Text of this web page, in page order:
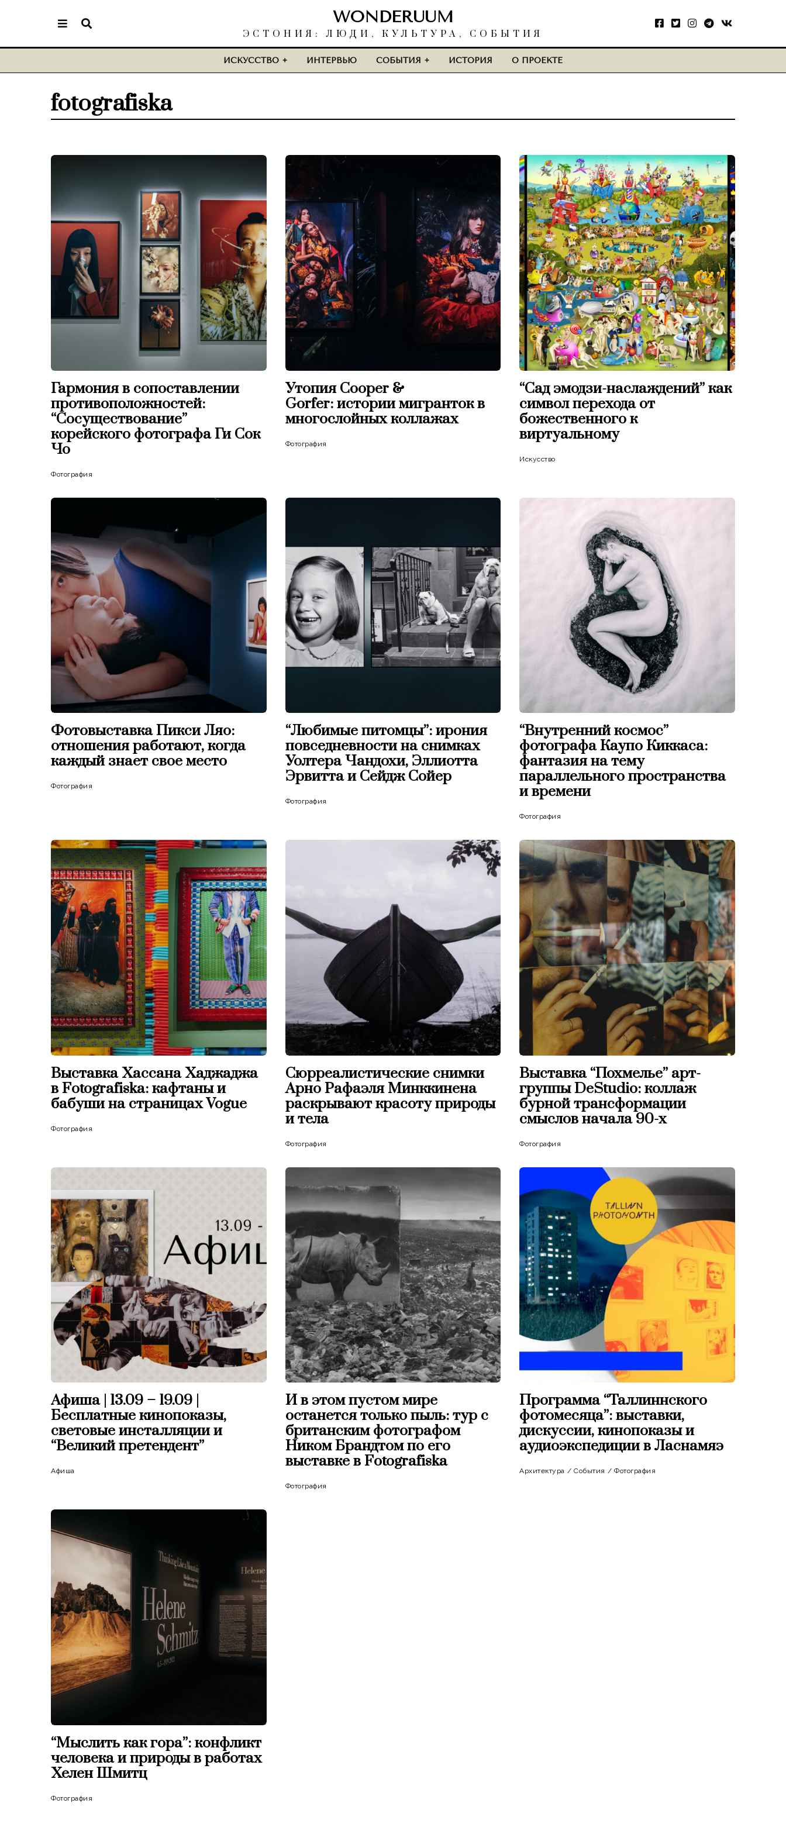
WONDERUUM
ЭСТОНИЯ: ЛЮДИ, КУЛЬТУРА, СОБЫТИЯ
ИСКУССТВО ИНТЕРВЬЮ СОБЫТИЯ ИСТОРИЯ О ПРОЕКТЕ
fotografiska
Гармония в сопоставлении
противоположностей:
“Сосуществование”
корейского фотографа Ги Сок
Чо
Фотография
Утопия Cooper &
Gorfer: истории мигранток в
многослойных коллажах
Фотография
“Сад эмодзи-наслаждений” как
символ перехода от
божественного к
виртуальному
Искусство
Фотовыставка Пикси Ляо:
отношения работают, когда
каждый знает свое место
Фотография
“Любимые питомцы”: ирония
повседневности на снимках
Уолтера Чандохи, Эллиотта
Эрвитта и Сейдж Сойер
Фотография
“Внутренний космос”
фотографа Каупо Киккаса:
фантазия на тему
параллельного пространства
и времени
Фотография
Выставка Хассана Хаджаджа
в Fotografiska: кафтаны и
бабуши на страницах Vogue
Фотография
Сюрреалистические снимки
Арно Рафаэля Минккинена
раскрывают красоту природы
и тела
Фотография
Выставка “Похмелье” арт-
группы DeStudio: коллаж
бурной трансформации
смыслов начала 90-х
Фотография
Афиша | 13.09 – 19.09 |
Бесплатные кинопоказы,
световые инсталляции и
“Великий претендент”
Афиша
И в этом пустом мире
останется только пыль: тур с
британским фотографом
Ником Брандтом по его
выставке в Fotografiska
Фотография
Программа “Таллиннского
фотомесяца”: выставки,
дискуссии, кинопоказы и
аудиоэкспедиции в Ласнамяэ
Архитектура / События / Фотография
“Мыслить как гора”: конфликт
человека и природы в работах
Хелен Шмитц
Фотография